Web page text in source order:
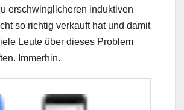
erschwinglicheren induktiven
so richtig verkauft hat und damit
Leute über dieses Problem
Immerhin.